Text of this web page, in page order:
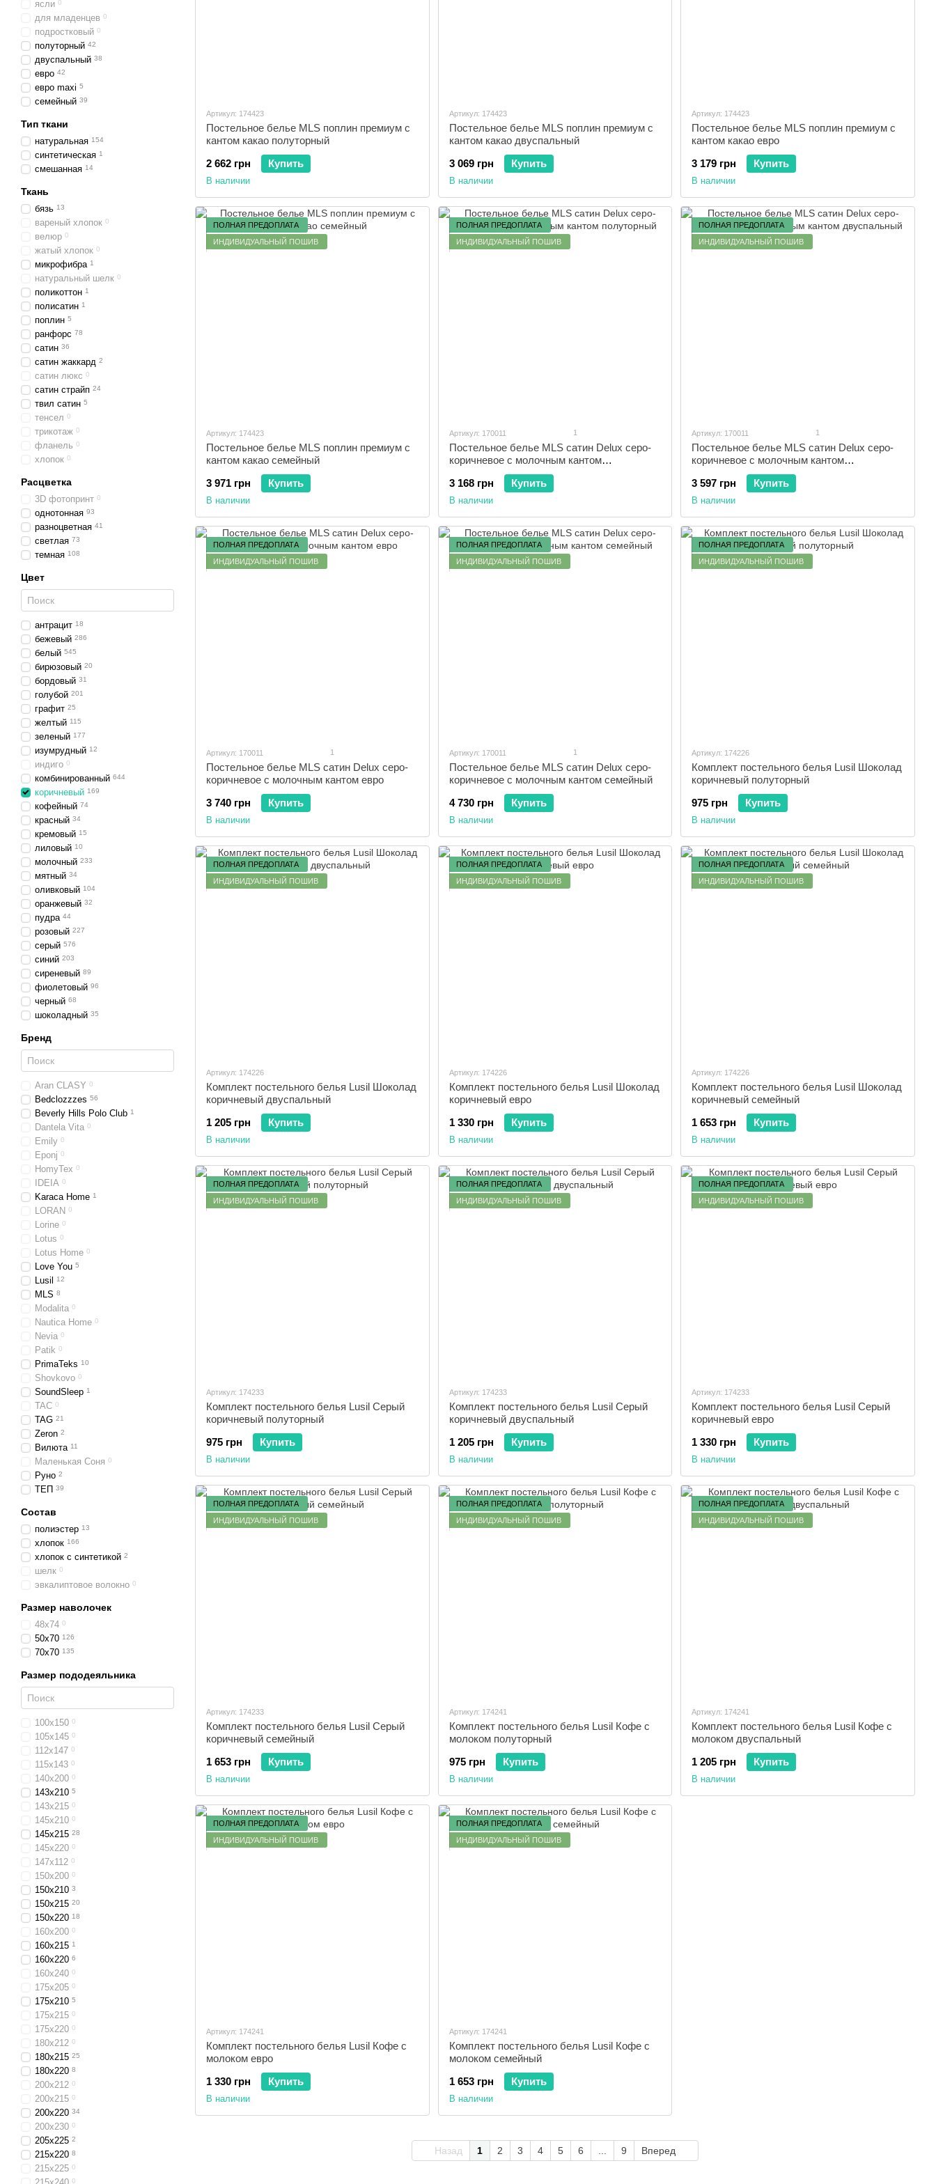
Артикул: 174423
Постельное белье MLS поплин премиум с
кантом какао полуторный
2 662 грн
Купить
В наличии
Артикул: 174423
Постельное белье MLS поплин премиум с
кантом какао двуспальный
3 069 грн
Купить
В наличии
Артикул: 174423
Постельное белье MLS поплин премиум с
кантом какао евро
3 179 грн
Купить
В наличии
ПОЛНАЯ ПРЕДОПЛАТА
ИНДИВИДУАЛЬНЫЙ ПОШИВ
Артикул: 174423
Постельное белье MLS поплин премиум с
кантом какао семейный
3 971 грн
Купить
В наличии
ПОЛНАЯ ПРЕДОПЛАТА
ИНДИВИДУАЛЬНЫЙ ПОШИВ
Артикул: 170011 1
Постельное белье MLS сатин Delux серо-
коричневое с молочным кантом
полуторный
3 168 грн
Купить
В наличии
ПОЛНАЯ ПРЕДОПЛАТА
ИНДИВИДУАЛЬНЫЙ ПОШИВ
Артикул: 170011 1
Постельное белье MLS сатин Delux серо-
коричневое с молочным кантом
двуспальный
3 597 грн
Купить
В наличии
ПОЛНАЯ ПРЕДОПЛАТА
ИНДИВИДУАЛЬНЫЙ ПОШИВ
Артикул: 170011 1
Постельное белье MLS сатин Delux серо-
коричневое с молочным кантом евро
3 740 грн
Купить
В наличии
ПОЛНАЯ ПРЕДОПЛАТА
ИНДИВИДУАЛЬНЫЙ ПОШИВ
Артикул: 170011 1
Постельное белье MLS сатин Delux серо-
коричневое с молочным кантом семейный
4 730 грн
Купить
В наличии
ПОЛНАЯ ПРЕДОПЛАТА
ИНДИВИДУАЛЬНЫЙ ПОШИВ
Артикул: 174226
Комплект постельного белья Lusil Шоколад
коричневый полуторный
975 грн
Купить
В наличии
ПОЛНАЯ ПРЕДОПЛАТА
ИНДИВИДУАЛЬНЫЙ ПОШИВ
Артикул: 174226
Комплект постельного белья Lusil Шоколад
коричневый двуспальный
1 205 грн
Купить
В наличии
ПОЛНАЯ ПРЕДОПЛАТА
ИНДИВИДУАЛЬНЫЙ ПОШИВ
Артикул: 174226
Комплект постельного белья Lusil Шоколад
коричневый евро
1 330 грн
Купить
В наличии
ПОЛНАЯ ПРЕДОПЛАТА
ИНДИВИДУАЛЬНЫЙ ПОШИВ
Артикул: 174226
Комплект постельного белья Lusil Шоколад
коричневый семейный
1 653 грн
Купить
В наличии
ПОЛНАЯ ПРЕДОПЛАТА
ИНДИВИДУАЛЬНЫЙ ПОШИВ
Артикул: 174233
Комплект постельного белья Lusil Серый
коричневый полуторный
975 грн
Купить
В наличии
ПОЛНАЯ ПРЕДОПЛАТА
ИНДИВИДУАЛЬНЫЙ ПОШИВ
Артикул: 174233
Комплект постельного белья Lusil Серый
коричневый двуспальный
1 205 грн
Купить
В наличии
ПОЛНАЯ ПРЕДОПЛАТА
ИНДИВИДУАЛЬНЫЙ ПОШИВ
Артикул: 174233
Комплект постельного белья Lusil Серый
коричневый евро
1 330 грн
Купить
В наличии
ПОЛНАЯ ПРЕДОПЛАТА
ИНДИВИДУАЛЬНЫЙ ПОШИВ
Артикул: 174233
Комплект постельного белья Lusil Серый
коричневый семейный
1 653 грн
Купить
В наличии
ПОЛНАЯ ПРЕДОПЛАТА
ИНДИВИДУАЛЬНЫЙ ПОШИВ
Артикул: 174241
Комплект постельного белья Lusil Кофе с
молоком полуторный
975 грн
Купить
В наличии
ПОЛНАЯ ПРЕДОПЛАТА
ИНДИВИДУАЛЬНЫЙ ПОШИВ
Артикул: 174241
Комплект постельного белья Lusil Кофе с
молоком двуспальный
1 205 грн
Купить
В наличии
ПОЛНАЯ ПРЕДОПЛАТА
ИНДИВИДУАЛЬНЫЙ ПОШИВ
Артикул: 174241
Комплект постельного белья Lusil Кофе с
молоком евро
1 330 грн
Купить
В наличии
ПОЛНАЯ ПРЕДОПЛАТА
ИНДИВИДУАЛЬНЫЙ ПОШИВ
Артикул: 174241
Комплект постельного белья Lusil Кофе с
молоком семейный
1 653 грн
Купить
В наличии
Назад 1 2 3 4 5 6 9 Вперед
ясли 0
для младенцев 0
подростковый 0
полуторный 42
двуспальный 38
евро 42
евро maxi 5
семейный 39
Тип ткани
натуральная 154
синтетическая 1
смешанная 14
Ткань
бязь 13
вареный хлопок 0
велюр 0
жатый хлопок 0
микрофибра 1
натуральный шелк 0
поликоттон 1
полисатин 1
поплин 5
ранфорс 78
сатин 36
сатин жаккард 2
сатин люкс 0
сатин страйп 24
твил сатин 5
тенсел 0
трикотаж 0
фланель 0
хлопок 0
Расцветка
3D фотопринт 0
однотонная 93
разноцветная 41
светлая 73
темная 108
Цвет
антрацит 18
бежевый 286
белый 545
бирюзовый 20
бордовый 31
голубой 201
графит 25
желтый 115
зеленый 177
изумрудный 12
индиго 0
комбинированный 644
коричневый 169
кофейный 74
красный 34
кремовый 15
лиловый 10
молочный 233
мятный 34
оливковый 104
оранжевый 32
пудра 44
розовый 227
серый 576
синий 203
сиреневый 89
фиолетовый 96
черный 68
шоколадный 35
Бренд
Aran CLASY 0
Bedclozzzes 56
Beverly Hills Polo Club 1
Dantela Vita 0
Emily 0
Eponj 0
HomyTex 0
IDEIA 0
Karaca Home 1
LORAN 0
Lorine 0
Lotus 0
Lotus Home 0
Love You 5
Lusil 12
MLS 8
Modalita 0
Nautica Home 0
Nevia 0
Patik 0
PrimaTeks 10
Shovkovo 0
SoundSleep 1
TAC 0
TAG 21
Zeron 2
Вилюта 11
Маленькая Соня 0
Руно 2
ТЕП 39
Состав
полиэстер 13
хлопок 166
хлопок с синтетикой 2
шелк 0
эвкалиптовое волокно 0
Размер наволочек
48x74 0
50x70 126
70x70 135
Размер пододеяльника
100x150 0
105x145 0
112x147 0
115x143 0
140x200 0
143x210 5
143x215 0
145x210 0
145x215 28
145x220 0
147x112 0
150x200 0
150x210 3
150x215 20
150x220 18
160x200 0
160x215 1
160x220 6
160x240 0
175x205 0
175x210 5
175x215 0
175x220 0
180x212 0
180x215 25
180x220 8
200x212 0
200x215 0
200x220 34
200x230 0
205x225 2
215x220 8
215x225 0
0